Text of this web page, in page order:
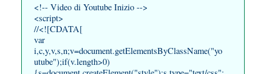
<!-- Video di Youtube Inizio -->
<script>
//<![CDATA[
var
i,c,y,v,s,n;v=document.getElementsByClassName("yo
utube");if(v.length>0)